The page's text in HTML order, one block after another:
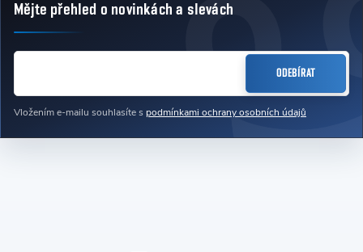
Zápatí
Mějte přehled o novinkácha slevách
Vložením e-mailu souhlasíte s podmínkami ochrany osobních údajů
ODEBÍRAT